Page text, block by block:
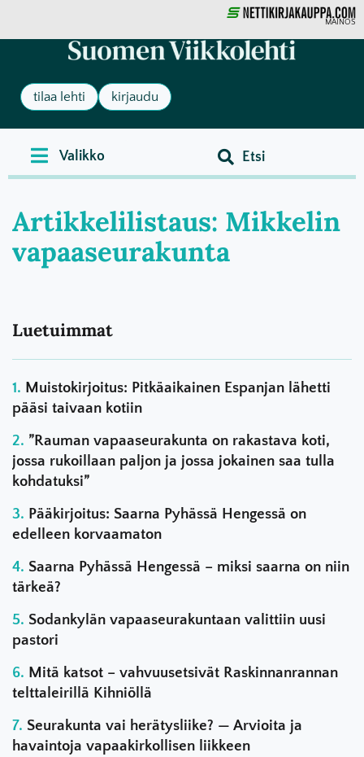
MAINOS
tilaa lehti kirjaudu
Artikkelilistaus: Mikkelin
vapaaseurakunta
Luetuimmat
Muistokirjoitus: Pitkäaikainen Espanjan lähetti
pääsi taivaan kotiin
”Rauman vapaaseurakunta on rakastava koti,
jossa rukoillaan paljon ja jossa jokainen saa tulla
kohdatuksi”
Pääkirjoitus: Saarna Pyhässä Hengessä on
edelleen korvaamaton
Saarna Pyhässä Hengessä – miksi saarna on niin
tärkeä?
Sodankylän vapaaseurakuntaan valittiin uusi
pastori
Mitä katsot – vahvuusetsivät Raskinnanrannan
telttaleirillä Kihniöllä
Seurakunta vai herätysliike? — Arvioita ja
havaintoja vapaakirkollisen liikkeen